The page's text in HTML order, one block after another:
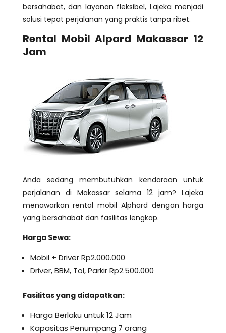
bersahabat, dan layanan fleksibel, Lajeka menjadi
solusi tepat perjalanan yang praktis tanpa ribet.
Rental Mobil Alpard Makassar 12
Jam
Anda sedang membutuhkan kendaraan untuk
perjalanan di Makassar selama 12 jam? Lajeka
menawarkan rental mobil Alphard dengan harga
yang bersahabat dan fasilitas lengkap.
Harga Sewa:
Mobil + Driver Rp2.000.000
Driver, BBM, Tol, Parkir Rp2.500.000
Fasilitas yang didapatkan:
Harga Berlaku untuk 12 Jam
Kapasitas Penumpang 7 orang